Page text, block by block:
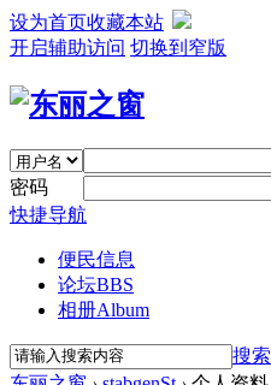
设为首页收藏本站
开启辅助访问 切换到窄版
密码
快捷导航
便民信息
论坛BBS
相册Album
搜索